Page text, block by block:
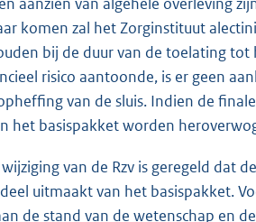
aanzien van algehele overleving
komen zal het Zorginstituut
bij de duur van de toelating
risico aantoonde, is er geen
van de sluis. Indien de
het basispakket worden
van de Rzv is geregeld dat
uitmaakt van het basispakket.
de stand van de wetenschap en